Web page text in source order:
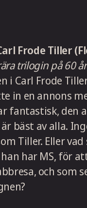
Frode Tiller
trilogin på 60
i Carl Frode
in en annons
fantastisk,
bäst av alla.
Tiller. Eller
har MS, för
och som